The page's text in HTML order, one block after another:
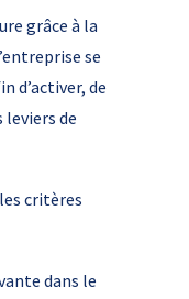
grâce à la
se
d’activer, de
leviers de
critères
dans le